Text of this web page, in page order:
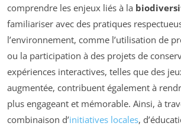
comprendre les enjeux liés à la
familiariser avec des pratiques
l’environnement, comme l’utilisation de
ou la participation à des projets de
expériences interactives, telles que des
augmentée, contribuent également à
plus engageant et mémorable. Ainsi, à
combinaison d’initiatives locales,